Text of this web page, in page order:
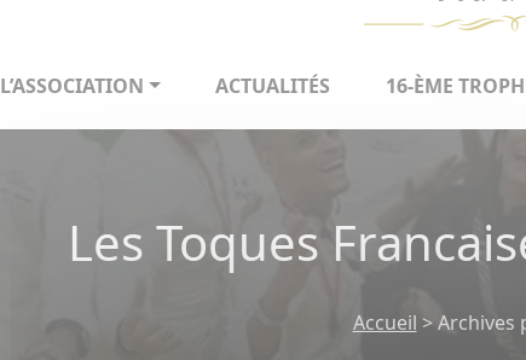
L’ASSOCIATION ACTUALITÉS 16-ÈME
Les Toques
Accueil >Archives